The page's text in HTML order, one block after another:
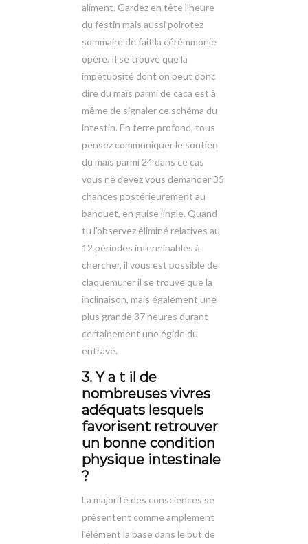
aliment. Gardez en tête l’heure
du festin mais aussi poirotez
sommaire de fait la cérémmonie
opère. Il se trouve que la
impétuosité dont on peut donc
dire du maïs parmi de caca est à
même de signaler ce schéma du
intestin. En terre profond, tous
pensez communiquer le soutien
du maïs parmi 24 dans ce cas
vous ne devez vous demander 35
chances postérieurement au
banquet, en guise jingle. Quand
tu l’observez éliminé relatives au
12 périodes interminables à
chercher, il vous est possible de
claquemurer il se trouve que la
inclinaison, mais également une
plus grande 37 heures durant
certainement une égide du
entrave.
3. Y a t il de
nombreuses vivres
adéquats lesquels
favorisent retrouver
un bonne condition
physique intestinale
?
La majorité des consciences se
présentent comme amplement
l’élément la base dans le but de